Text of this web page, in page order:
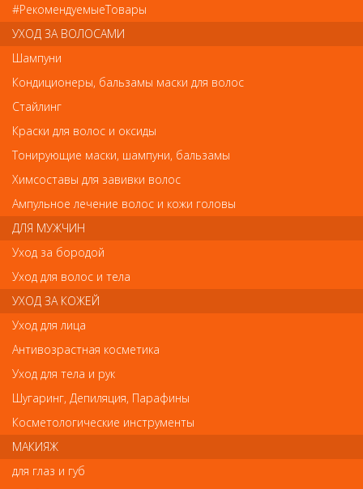
Деваль Термобрашинг керамика 42/65мм с хвостиком
Деваль Термобрашинг керамика 42/65мм с
хвостиком
414р.-
В закладки
Особенности:
- Керамическое покрытие
- Литая ручка с противоскользящим покрытием
- Нейлоновая щетина
- Пластиковый хвостик
#РекомендуемыеТовары
УХОД ЗА ВОЛОСАМИ
Шампуни
Кондиционеры, бальзамы маски для волос
Стайлинг
Краски для волос и оксиды
Тонирующие маски, шампуни, бальзамы
Химсоставы для завивки волос
Ампульное лечение волос и кожи головы
ДЛЯ МУЖЧИН
Уход за бородой
Уход для волос и тела
УХОД ЗА КОЖЕЙ
Уход для лица
Антивозрастная косметика
Уход для тела и рук
Шугаринг, Депиляция, Парафины
Косметологические инструменты
МАКИЯЖ
для глаз и губ